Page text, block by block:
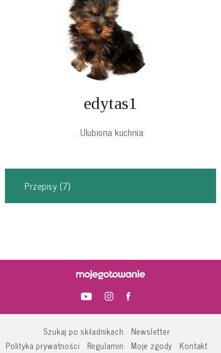
edytas1
. Ulubiona kuchnia:
Przepisy (7)
Szukaj po składnikach
Newsletter
Polityka prywatności
Regulamin Moje zgody Kontakt